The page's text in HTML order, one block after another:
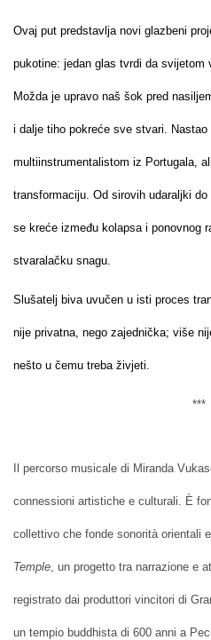
Ovaj put predstavlja novi glazbeni
pukotine: jedan glas tvrdi da svijetom
Možda je upravo naš šok pred
i dalje tiho pokreće sve stvari.
multiinstrumentalistom iz Portugala,
transformaciju. Od sirovih udaraljki
se kreće između kolapsa i ponovnog
stvaralačku snagu.
Slušatelj biva uvučen u isti proces
nije privatna, nego zajednička; više
nešto u čemu treba živjeti.
***
Il percorso musicale di Miranda
connessioni artistiche e culturali. È
collettivo che fonde sonorità orientali
Temple, un progetto tra narrazione e
registrato dai produttori vincitori di
un tempio buddhista di 600 anni a